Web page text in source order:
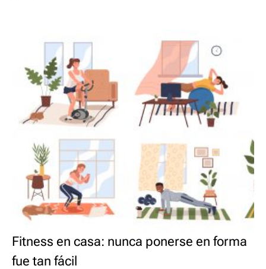
Fitness en casa: nunca ponerse en forma
fue tan fácil